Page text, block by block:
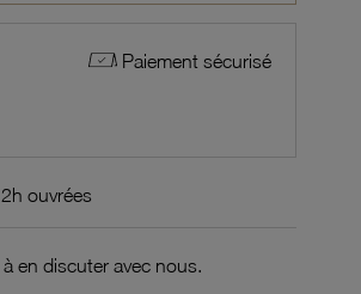
Paiement sécurisé
ouvrées
en discuter avec nous.